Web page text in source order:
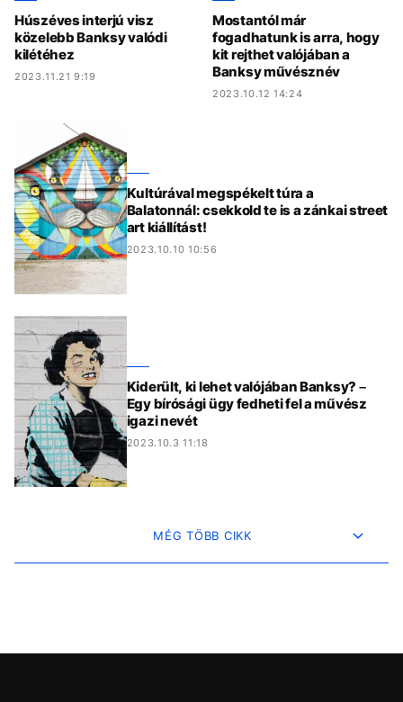
Húszéves interjú visz
közelebb Banksy valódi
kilétéhez
2023.11.21 9:19
Mostantól már
fogadhatunk is arra, hogy
kit rejthet valójában a
Banksy művésznév
2023.10.12 14:24
Kultúrával megspékelt túra a
Balatonnál: csekkold te is a zánkai street
art kiállítást!
2023.10.10 10:56
Kiderült, ki lehet valójában Banksy? –
Egy bírósági ügy fedheti fel a művész
igazi nevét
2023.10.3 11:18
MÉG TÖBB CIKK